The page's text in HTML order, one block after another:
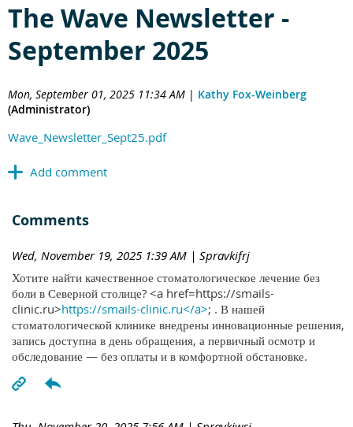
The Wave Newsletter -
September 2025
Mon, September 01, 2025 11:34 AM | Kathy Fox-Weinberg
(Administrator)
Wave_Newsletter_Sept25.pdf
Comments
Wed, November 19, 2025 1:39 AM | Spravkifrj
Хотите найти качественное стоматологическое лечение без
боли в Северной столице? <a href=https://smails-
clinic.ru>https://smails-clinic.ru</a>; . В нашей
стоматологической клинике внедрены инновационные решения,
запись доступна в день обращения, а первичный осмотр и
обследование — без оплаты и в комфортной обстановке.